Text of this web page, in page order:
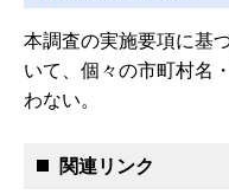
本調査の実施要項に基
いて、個々の市町村名
わない。
関連リンク